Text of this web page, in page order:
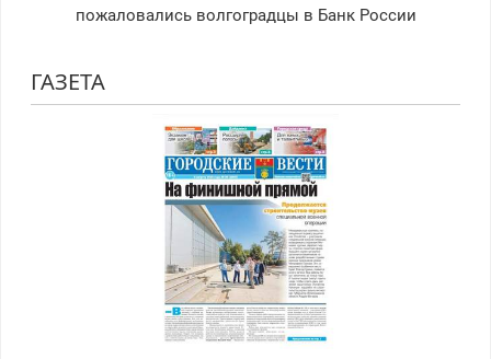
пожаловались волгоградцы в Банк России
ГАЗЕТА